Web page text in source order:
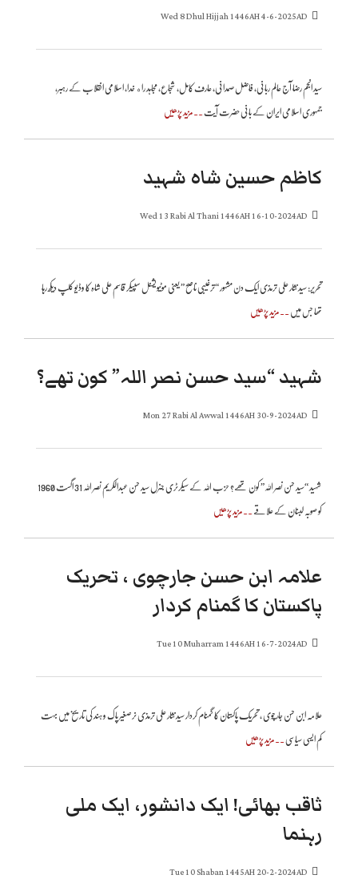
Wed 8 Dhul Hijjah 1446AH 4-6-2025AD
سید انجم رضا آج عالم ربانی، فاضل صمدانی، عارف کامل، شجاع، مجاہد راه خدا، اسلامی انقلاب کے رہبر،
جمہوری اسلامی ایران کے بانی حضرت آیت ..مزید پڑھیں
کاظم حسین شاہ شہید
Wed 13 Rabi Al Thani 1446AH 16-10-2024AD
تحریر: سید نثار علی ترمذی ایک دن مشہور “ترغیبی ناصح ” یعنی موٹیویشنل سپیکر قاسم علی شاہ کا وڈیو کلپ دیکھ رہا
تھا جس میں ..مزید پڑھیں
شہید “سید حسن نصر اللہ” کون تھے؟
Mon 27 Rabi Al Awwal 1446AH 30-9-2024AD
شہید “سید حسن نصر اللہ” کون تھے؟ حزب اللہ کے سیکرٹری جنرل سید حسن عبدالکریم نصر اللہ 31 اگست 1960
کو صوبہ لبنان کے علاقے ..مزید پڑھیں
علامہ ابن حسن جارچوی ، تحریک
پاکستان کا گمنام کردار
Tue 10 Muharram 1446AH 16-7-2024AD
علامہ ابن حسن جارچوی ، تحریک پاکستان کا گمنام کردار سید نثار علی ترمذی ںرصغیر پاک و ہند کی تاریخ میں بہت
کم ایسی سیاسی ..مزید پڑھیں
ثاقب بھائی! ایک دانشور، ایک ملی
رہنما
Tue 10 Shaban 1445AH 20-2-2024AD